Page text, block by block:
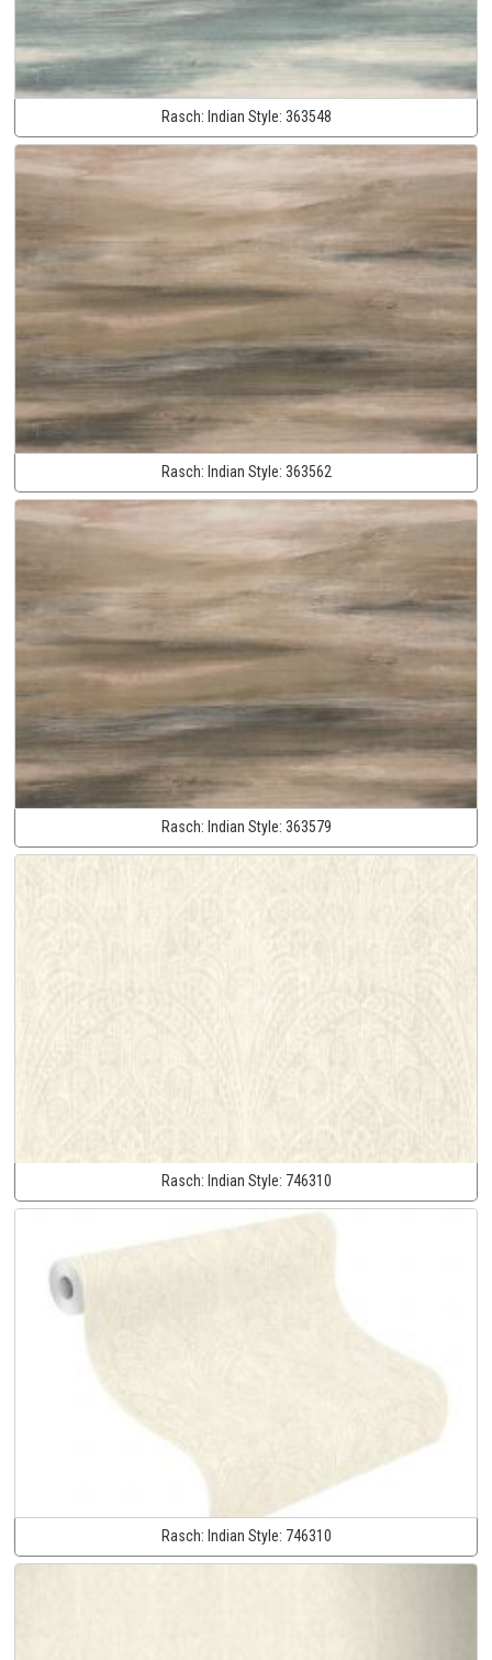
Rasch: Indian Style: 363548
Rasch: Indian Style: 363562
Rasch: Indian Style: 363579
Rasch: Indian Style: 746310
Rasch: Indian Style: 746310